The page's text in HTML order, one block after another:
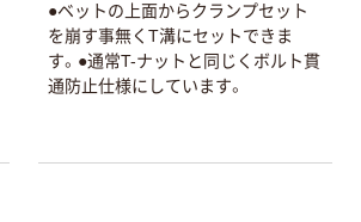
●ベットの上面からクランプセット
を崩す事無くT溝にセットできま
す。●通常T-ナットと同じくボルト貫
通防止仕様にしています。